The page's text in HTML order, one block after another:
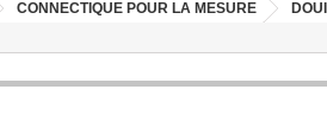
CONNECTIQUE POUR LA MESURE